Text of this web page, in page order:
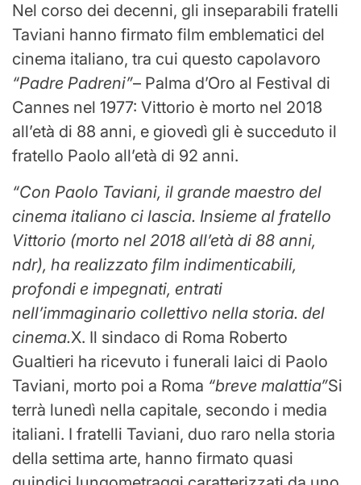
Nel corso dei decenni, gli inseparabili fratelli
Taviani hanno firmato film emblematici del
cinema italiano, tra cui questo capolavoro
“Padre Padreni”– Palma d’Oro al Festival di
Cannes nel 1977: Vittorio è morto nel 2018
all’età di 88 anni, e giovedì gli è succeduto il
fratello Paolo all’età di 92 anni.
“Con Paolo Taviani, il grande maestro del
cinema italiano ci lascia. Insieme al fratello
Vittorio (morto nel 2018 all’età di 88 anni,
ndr), ha realizzato film indimenticabili,
profondi e impegnati, entrati
nell’immaginario collettivo nella storia. del
cinema.X. Il sindaco di Roma Roberto
Gualtieri ha ricevuto i funerali laici di Paolo
Taviani, morto poi a Roma “breve malattia”Si
terrà lunedì nella capitale, secondo i media
italiani. I fratelli Taviani, duo raro nella storia
della settima arte, hanno firmato quasi